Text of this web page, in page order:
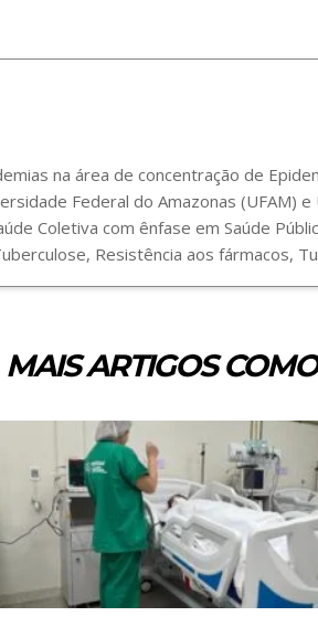
na área de concentração de
Federal do Amazonas (UFAM)
Coletiva com ênfase em Saúde
Resistência aos fármacos,
MAIS ARTIGOS